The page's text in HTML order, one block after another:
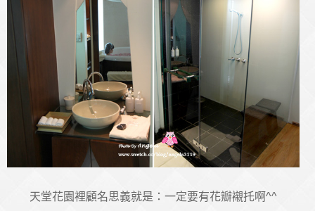
天堂花園裡顧名思義就是：一定要有花瓣襯托啊^^